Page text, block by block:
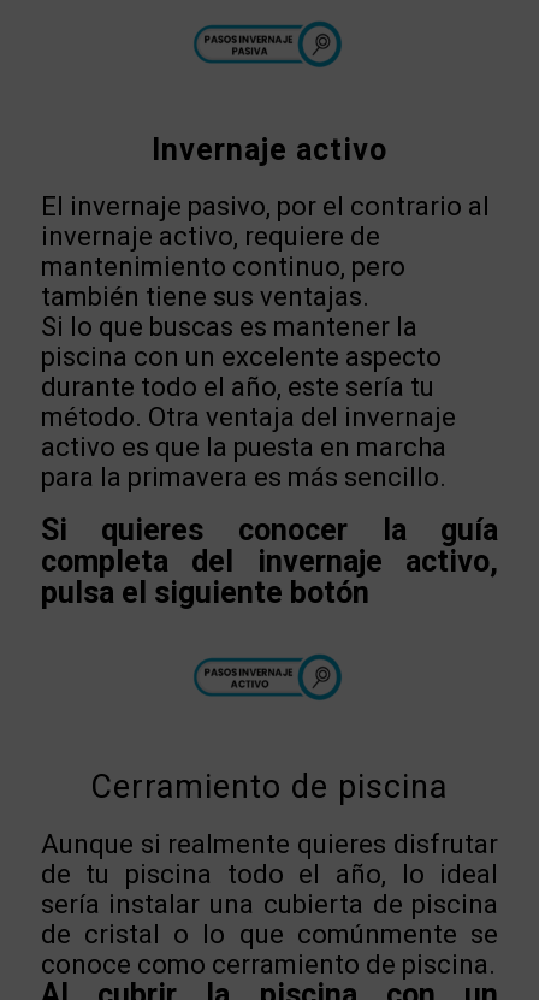
Invernaje activo
El invernaje pasivo, por el contrario al
invernaje activo, requiere de
mantenimiento continuo, pero
también tiene sus ventajas.
Si lo que buscas es mantener la
piscina con un excelente aspecto
durante todo el año, este sería tu
método. Otra ventaja del invernaje
activo es que la puesta en marcha
para la primavera es más sencillo.
Si quieres conocer la guía
completa del invernaje activo,
pulsa el siguiente botón
Cerramiento de piscina
Aunque si realmente quieres disfrutar
de tu piscina todo el año, lo ideal
sería instalar una cubierta de piscina
de cristal o lo que comúnmente se
conoce como cerramiento de piscina.